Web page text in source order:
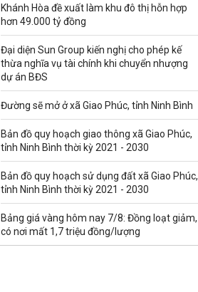
Khánh Hòa đề xuất làm khu đô thị hỗn hợp
hơn 49.000 tỷ đồng
Đại diện Sun Group kiến nghị cho phép kế
thừa nghĩa vụ tài chính khi chuyển nhượng
dự án BĐS
Đường sẽ mở ở xã Giao Phúc, tỉnh Ninh Bình
Bản đồ quy hoạch giao thông xã Giao Phúc,
tỉnh Ninh Bình thời kỳ 2021 - 2030
Bản đồ quy hoạch sử dụng đất xã Giao Phúc,
tỉnh Ninh Bình thời kỳ 2021 - 2030
Bảng giá vàng hôm nay 7/8: Đồng loạt giảm,
có nơi mất 1,7 triệu đồng/lượng